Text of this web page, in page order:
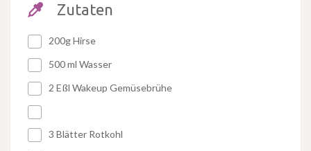
Zutaten
200g Hirse
500 ml Wasser
2 Eßl Wakeup Gemüsebrühe
3 Blätter Rotkohl